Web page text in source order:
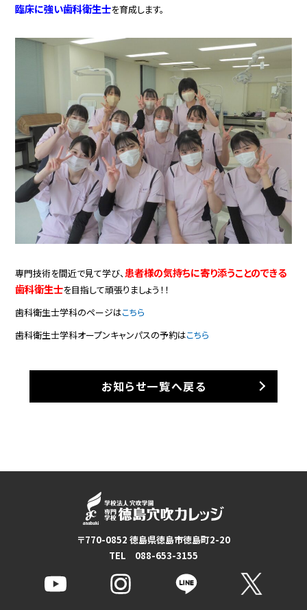
臨床に強い歯科衛生士を育成します。
専門技術を間近で見て学び、患者様の気持ちに寄り添うことのできる
歯科衛生士を目指して頑張りましょう！！
歯科衛生士学科のページはこちら
歯科衛生士学科オープンキャンパスの予約はこちら
お知らせ一覧へ戻る
〒770-0852 徳島県徳島市徳島町2-20
TEL 088-653-3155